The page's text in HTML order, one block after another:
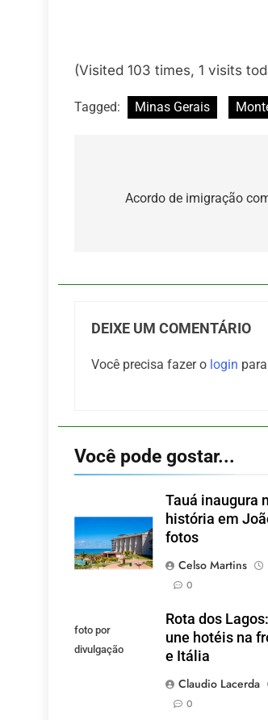
(Visited 103 times, 1 visits
Tagged: Minas Gerais
Acordo de imigração
DEIXE UM COMENTÁRIO
Você precisa fazer o login
Você pode gostar...
Tauá inaugura
história em
fotos
Celso Martins
0
foto por
divulgação
Rota dos
une hotéis na
e Itália
Claudio Lacerda
0